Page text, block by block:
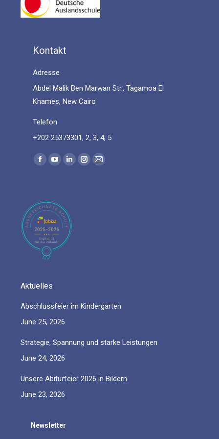
Kontakt
Adresse
Abdel Malik Ben Marwan Str., Tagamoa El
Khames, New Cairo
Telefon
+202 25373301, 2, 3, 4, 5
Find us on:
Facebook
in
new
window
YouTube
in
new
window
Linkedin
new
window
Instagram
Mail
Aktuelles
Abschlussfeier im Kindergarten
June 25, 2026
Strategie, Spannung und starke Leistungen
June 24, 2026
Unsere Abiturfeier 2026 in Bildern
June 23, 2026
Newsletter